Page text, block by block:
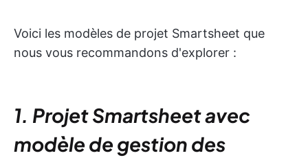
Voici les modèles de projet Smartsheet que
nous vous recommandons d'explorer :
1. Projet Smartsheet avec
modèle de gestion des